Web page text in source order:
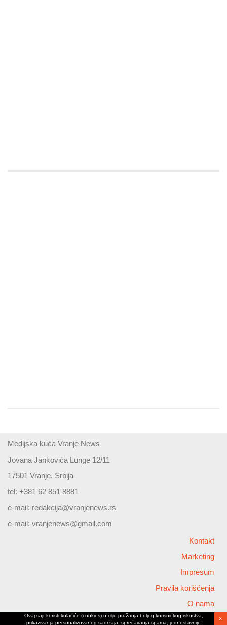
Medijska kuća Vranje News
Jovana Jankovića Lunge 12/11
17501 Vranje, Srbija
tel: +381 62 851 8881
e-mail: redakcija@vranjenews.rs
e-mail: vranjenews@gmail.com
Kontakt
Marketing
Impresum
Pravila korišćenja
O nama
Copyright © 2026 Vranjenews
Ovaj sajt koristi kolačiće (cookies) u cilju pružanja boljeg korisničkog iskustva,
prikazivanja personalizovanog sadržaja, sprečavanja spama, jednostavnije
X